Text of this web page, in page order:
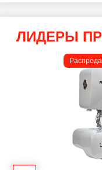
ЛИДЕРЫ